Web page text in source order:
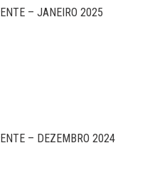
– JANEIRO 2025
– DEZEMBRO 2024